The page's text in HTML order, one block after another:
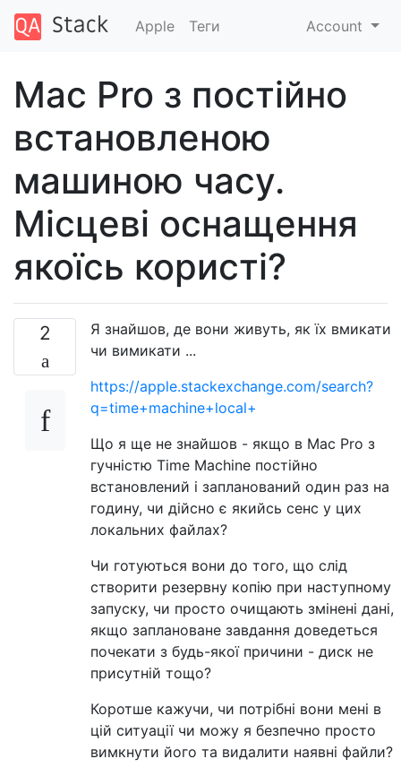
Apple Теги Account
Mac Pro з постійно
встановленою
машиною часу.
Місцеві оснащення
якоїсь користі?
2
Я знайшов, де вони живуть, як їх вмикати
чи вимикати ...
https://apple.stackexchange.com/search?
q=time+machine+local+
Що я ще не знайшов - якщо в Mac Pro з
гучністю Time Machine постійно
встановлений і запланований один раз на
годину, чи дійсно є якийсь сенс у цих
локальних файлах?
Чи готуються вони до того, що слід
створити резервну копію при наступному
запуску, чи просто очищають змінені дані,
якщо заплановане завдання доведеться
почекати з будь-якої причини - диск не
присутній тощо?
Коротше кажучи, чи потрібні вони мені в
цій ситуації чи можу я безпечно просто
вимкнути його та видалити наявні файли?